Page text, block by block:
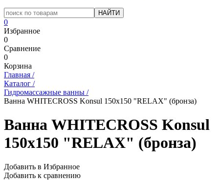
0
Избранное
0
Сравнение
0
Корзина
Главная /
Каталог /
Гидромассажные ванны /
Ванна WHITECROSS Konsul 150x150 "RELAX" (бронза)
Ванна WHITECROSS Konsul
150x150 "RELAX" (бронза)
Добавить в Избранное
Добавить к сравнению